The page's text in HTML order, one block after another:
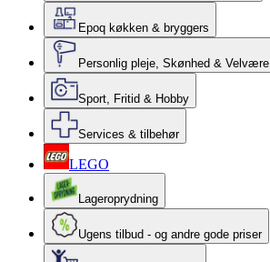
Epoq køkken & bryggers
Personlig pleje, Skønhed & Velvære
Sport, Fritid & Hobby
Services & tilbehør
LEGO
Lageroprydning
Ugens tilbud - og andre gode priser